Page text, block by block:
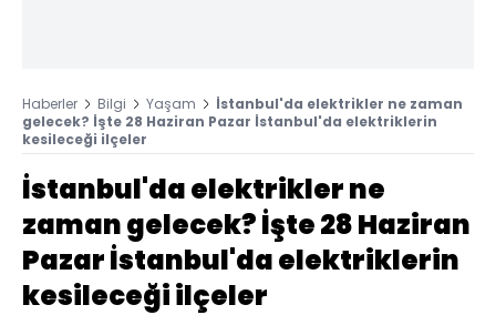
Haberler Bilgi Yaşam
İstanbul'da elektrikler ne zaman
gelecek? İşte 28 Haziran Pazar İstanbul'da elektriklerin
kesileceği ilçeler
İstanbul'da elektrikler ne
zaman gelecek? İşte 28 Haziran
Pazar İstanbul'da elektriklerin
kesileceği ilçeler